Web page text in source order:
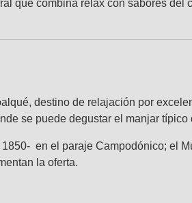
que combina relax con sabores del
destino de relajación por
se puede degustar el manjar
en el paraje Campodónico; el
la oferta.